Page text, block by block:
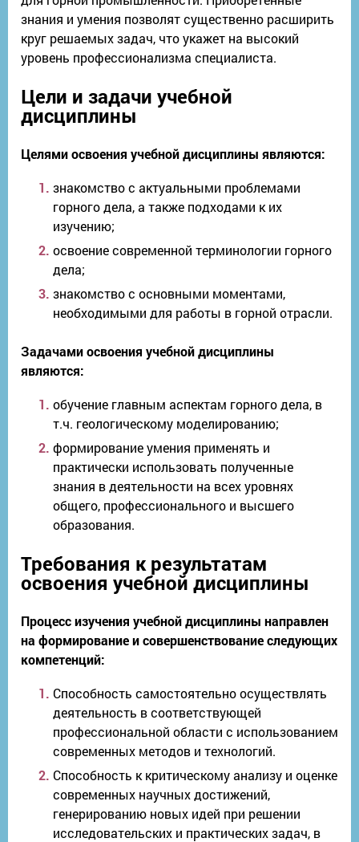
знания и умения позволят существенно расширить
круг решаемых задач, что укажет на высокий
уровень профессионализма специалиста.
Цели и задачи учебной
дисциплины
Целями освоения учебной дисциплины являются:
знакомство с актуальными проблемами
горного дела, а также подходами к их
изучению;
освоение современной терминологии горного
дела;
знакомство с основными моментами,
необходимыми для работы в горной отрасли.
Задачами освоения учебной дисциплины
являются:
обучение главным аспектам горного дела, в
т.ч. геологическому моделированию;
формирование умения применять и
практически использовать полученные
знания в деятельности на всех уровнях
общего, профессионального и высшего
образования.
Требования к результатам
освоения учебной дисциплины
Процесс изучения учебной дисциплины направлен
на формирование и совершенствование следующих
компетенций:
Способность самостоятельно осуществлять
деятельность в соответствующей
профессиональной области с использованием
современных методов и технологий.
Способность к критическому анализу и оценке
современных научных достижений,
генерированию новых идей при решении
исследовательских и практических задач, в